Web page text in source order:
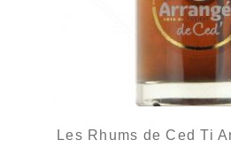
Les Rhums de Ced Ti